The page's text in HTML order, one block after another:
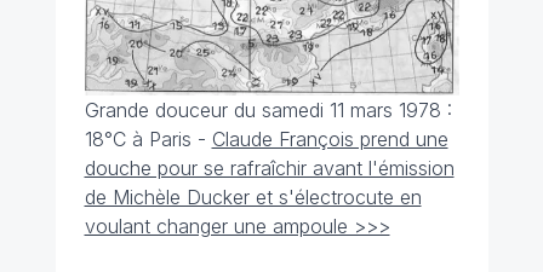
Grande douceur du samedi 11 mars 1978 :
18°C à Paris - Claude François prend une
douche pour se rafraîchir avant l'émission
de Michèle Ducker et s'électrocute en
voulant changer une ampoule >>>